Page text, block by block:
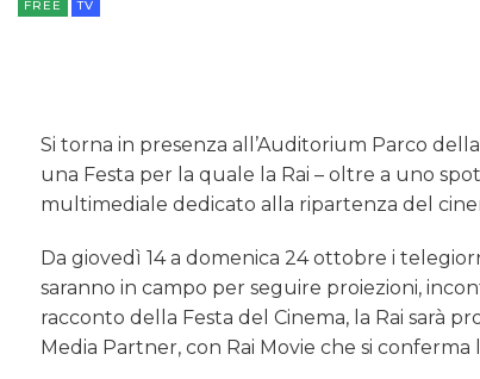
FREE TV
Si torna in presenza all’Auditorium Parco
una Festa per la quale la Rai – oltre a uno
multimediale dedicato alla ripartenza del
Da giovedì 14 a domenica 24 ottobre i
saranno in campo per seguire proiezioni,
racconto della Festa del Cinema, la Rai sarà
Media Partner, con Rai Movie che si